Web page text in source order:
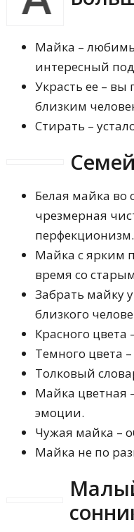
Майка –
интересный
Украсть ее – вы
близким
Стирать –
Белая майка во
чрезмерная
перфекционизм.
Майка с ярким
время со
Забрать майку
близкого
Красного
Темного цвета
Толковый
Майка цветная
эмоции.
Чужая майка –
Майка не по